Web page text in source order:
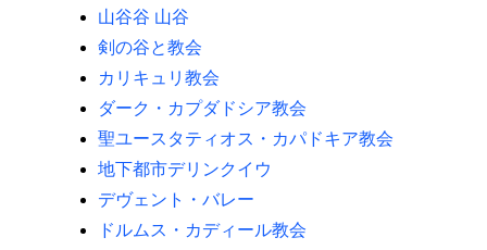
山谷谷 山谷
剣の谷と教会
カリキュリ教会
ダーク・カプダドシア教会
聖ユースタティオス・カパドキア教会
地下都市デリンクイウ
デヴェント・バレー
ドルムス・カディール教会